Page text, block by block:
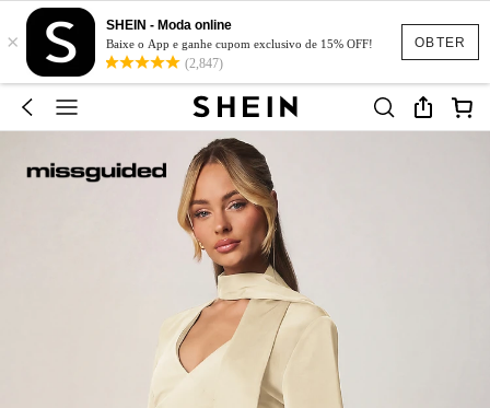
OBTER
×
SHEIN - Moda online
Baixe o App e ganhe cupom exclusivo de 15% OFF!
(2,847)